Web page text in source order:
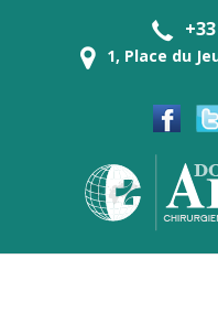
1, Place du